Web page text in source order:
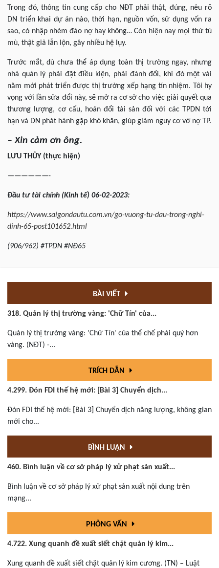
Trong đó, thông tin cung cấp cho NĐT phải thật, đúng, nêu rõ
DN triển khai dự án nào, thời hạn, nguồn vốn, sử dụng vốn ra
sao, có nhập nhèm đảo nợ hay không… Còn hiện nay mọi thứ tù
mù, thật giả lẫn lộn, gây nhiều hệ lụy.
Trước mắt, dù chưa thể áp dụng toàn thị trường ngay, nhưng
nhà quản lý phải đặt điều kiện, phải đánh đổi, khi đó một vài
năm mới phát triển được thị trường xếp hạng tín nhiệm. Tôi hy
vọng với lần sửa đổi này, sẽ mở ra cơ sở cho việc giải quyết qua
thương lượng, cơ cấu, hoán đổi tài sản đối với các TPDN tới
hạn và DN phát hành gặp khó khăn, giúp giảm nguy cơ vỡ nợ TP.
– Xin cảm ơn ông.
LƯU THỦY (thực hiện)
——————-
Đầu tư tài chính (Kinh tế) 06-02-2023:
https://www.saigondautu.com.vn/go-vuong-tu-dau-trong-nghi-
dinh-65-post101652.html
(906/962) #TPDN #NĐ65
BÀI VIẾT
318. Quản lý thị trường vàng: 'Chữ Tín' của...
Quản lý thị trường vàng: 'Chữ Tín' của thể chế phải quý hơn
vàng. (NĐT) -...
TRÍCH DẪN
4.299. Đón FDI thế hệ mới: [Bài 3] Chuyển dịch...
Đón FDI thế hệ mới: [Bài 3] Chuyển dịch năng lượng, không gian
mới cho...
BÌNH LUẬN
460. Bình luận về cơ sở pháp lý xử phạt sản xuất...
Bình luận về cơ sở pháp lý xử phạt sản xuất nội dung trên
mạng...
PHỎNG VẤN
4.722. Xung quanh đề xuất siết chặt quản lý kim...
Xung quanh đề xuất siết chặt quản lý kim cương. (TN) – Luật